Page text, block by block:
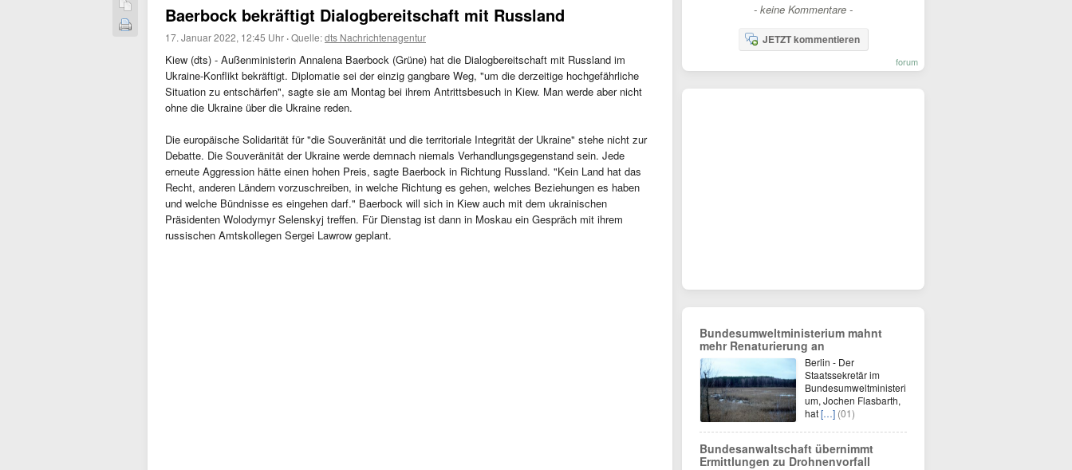
Baerbock bekräftigt Dialogbereitschaft mit Russland
17. Januar 2022, 12:45 Uhr ·Quelle:dts Nachrichtenagentur
Kiew (dts) - Außenministerin Annalena Baerbock (Grüne) hat die Dialogbereitschaft mit Russland im
Ukraine-Konflikt bekräftigt. Diplomatie sei der einzig gangbare Weg, "um die derzeitige hochgefährliche
Situation zu entschärfen", sagte sie am Montag bei ihrem Antrittsbesuch in Kiew. Man werde aber nicht
ohne die Ukraine über die Ukraine reden.
Die europäische Solidarität für "die Souveränität und die territoriale Integrität der Ukraine" stehe nicht zur
Debatte. Die Souveränität der Ukraine werde demnach niemals Verhandlungsgegenstand sein. Jede
erneute Aggression hätte einen hohen Preis, sagte Baerbock in Richtung Russland. "Kein Land hat das
Recht, anderen Ländern vorzuschreiben, in welche Richtung es gehen, welches Beziehungen es haben
und welche Bündnisse es eingehen darf." Baerbock will sich in Kiew auch mit dem ukrainischen
Präsidenten Wolodymyr Selenskyj treffen. Für Dienstag ist dann in Moskau ein Gespräch mit ihrem
russischen Amtskollegen Sergei Lawrow geplant.
- keine Kommentare -
JETZT kommentieren
forum
Bundesumweltministerium mahnt
mehr Renaturierung an
Berlin - Der
Staatssekretär im
Bundesumweltministeri
um, Jochen Flasbarth,
hat[…] (01)
Bundesanwaltschaft übernimmt
Ermittlungen zu Drohnenvorfall